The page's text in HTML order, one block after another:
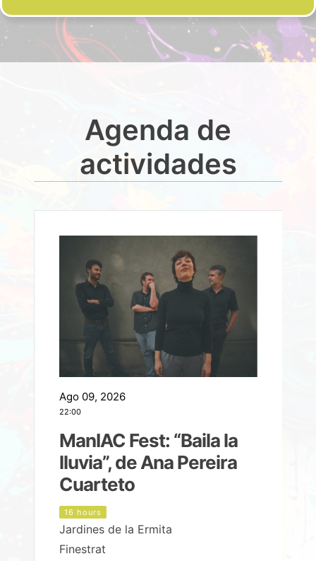
Agenda de
actividades
Ago 09, 2026
22:00
ManIAC Fest: “Baila la
lluvia”, de Ana Pereira
Cuarteto
16 hours
Jardines de la Ermita
Finestrat